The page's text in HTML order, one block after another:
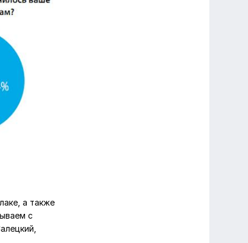
а также
с